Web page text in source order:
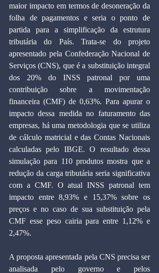
maior impacto em termos de desoneração da
folha de pagamentos e seria o ponto de
partida para a simplificação da estrutura
tributária do País. Trata-se do projeto
apresentado pela Confederação Nacional de
Serviços (CNS), que é a substituição integral
dos 20% do INSS patronal por uma
contribuição sobre a movimentação
financeira (CMF) de 0,63%. Para apurar o
impacto dessa medida no faturamento das
empresas, há uma metodologia que se utiliza
de cálculo matricial e das Contas Nacionais
calculadas pelo IBGE. O resultado dessa
simulação para 110 produtos mostra que a
redução da carga tributária seria significativa
com a CMF. O atual INSS patronal tem
impacto entre 8,93% e 15,37% sobre os
preços e no caso de sua substituição pela
CMF esse peso cairia para entre 1,12% e
2,47%.
A proposta apresentada pela CNS precisa ser
analisada pelo governo e pelos